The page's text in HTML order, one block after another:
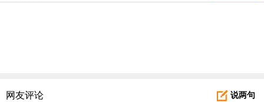
说两句
网友评论